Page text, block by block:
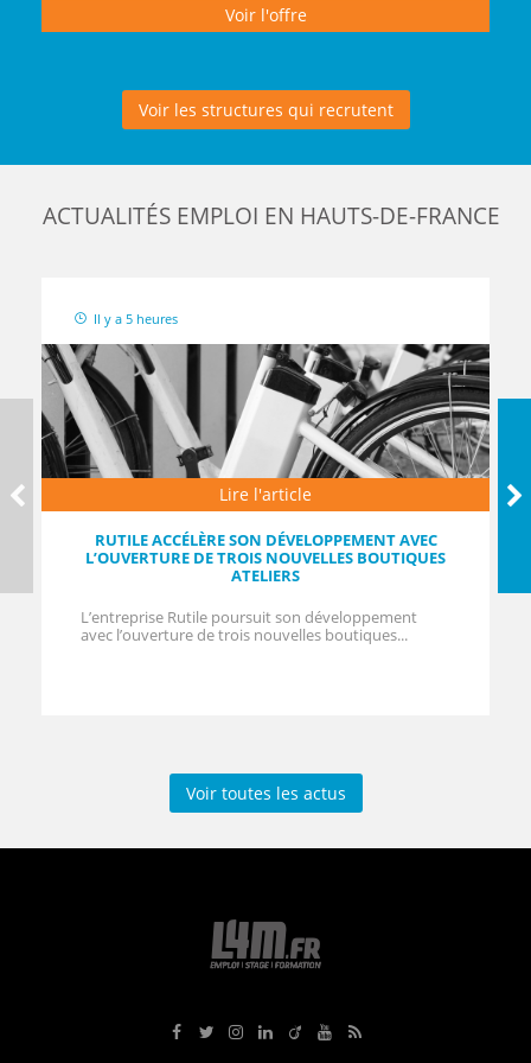
docteurs est organisée au sein des écoles
doctorales. En fonction du domaine...
Voir l'offre
Voir les structures qui recrutent
ACTUALITÉS EMPLOI EN HAUTS-DE-FRANCE
Il y a 5 heures
Lire l'article
RUTILE ACCÉLÈRE SON DÉVELOPPEMENT AVEC
L’OUVERTURE DE TROIS NOUVELLES BOUTIQUES
ATELIERS
L’entreprise Rutile poursuit son développement
avec l’ouverture de trois nouvelles boutiques...
Voir toutes les actus